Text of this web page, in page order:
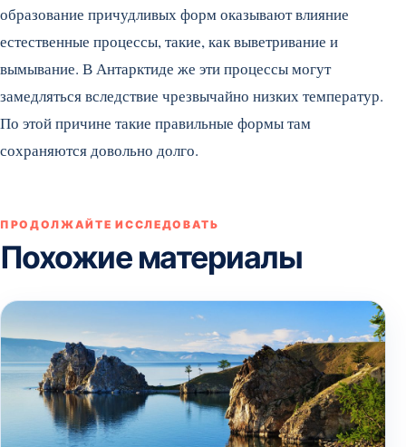
образование причудливых форм оказывают влияние
естественные процессы, такие, как выветривание и
вымывание. В Антарктиде же эти процессы могут
замедляться вследствие чрезвычайно низких температур.
По этой причине такие правильные формы там
сохраняются довольно долго.
ПРОДОЛЖАЙТЕ ИССЛЕДОВАТЬ
Похожие материалы